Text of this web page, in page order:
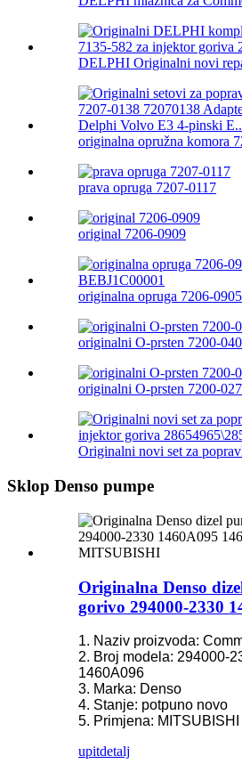
DELPHI Originalni novi
originalna opružna komora
prava opruga 7207-0117
original 7206-0909
originalna opruga 7206-
originalni O-prsten 7200-
originalni O-prsten 7200-
Originalni novi set za
Sklop Denso pumpe
Originalna Denso
gorivo 294000-2330
1. Naziv proizvoda:
2. Broj modela: 294000-
1460A096
3. Marka: Denso
4. Stanje: potpuno novo
5. Primjena: MITSUBISHI
upitdetalj